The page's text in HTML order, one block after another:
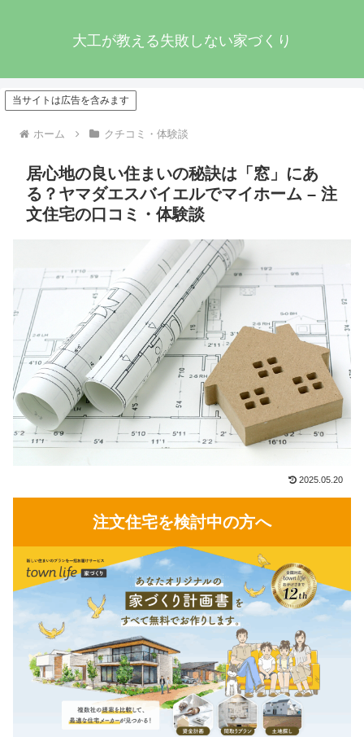
大工が教える失敗しない家づくり
当サイトは広告を含みます
ホーム クチコミ・体験談
居心地の良い住まいの秘訣は「窓」にあ
る？ヤマダエスバイエルでマイホーム – 注
文住宅の口コミ・体験談
2025.05.20
注文住宅を検討中の方へ